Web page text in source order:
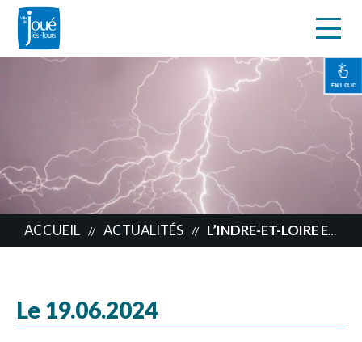
EN 1 CLIC
ACCUEIL // ACTUALITÉS // L’INDRE-ET-LOIRE EN VIGILANCE ORANGE, SOYEZ PRUDENTS !
Le 19.06.2024